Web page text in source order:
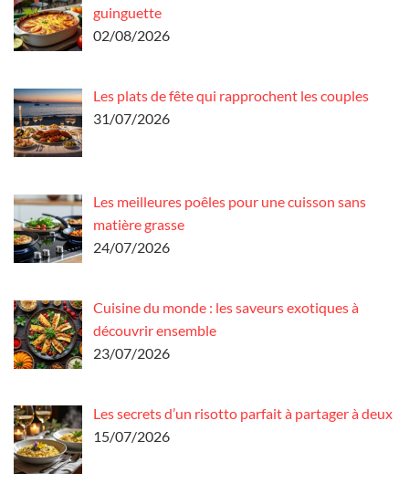
guinguette
02/08/2026
Les plats de fête qui rapprochent les couples
31/07/2026
Les meilleures poêles pour une cuisson sans
matière grasse
24/07/2026
Cuisine du monde : les saveurs exotiques à
découvrir ensemble
23/07/2026
Les secrets d’un risotto parfait à partager à deux
15/07/2026